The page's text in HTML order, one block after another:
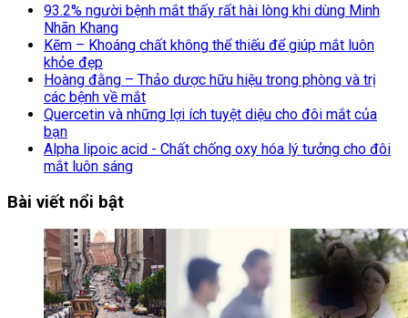
93.2% người bệnh mắt thấy rất hài lòng khi dùng Minh
Nhãn Khang
Kẽm – Khoáng chất không thể thiếu để giúp mắt luôn
khỏe đẹp
Hoàng đằng – Thảo dược hữu hiệu trong phòng và trị
các bệnh về mắt
Quercetin và những lợi ích tuyệt diệu cho đôi mắt của
bạn
Alpha lipoic acid - Chất chống oxy hóa lý tưởng cho đôi
mắt luôn sáng
Bài viết nổi bật